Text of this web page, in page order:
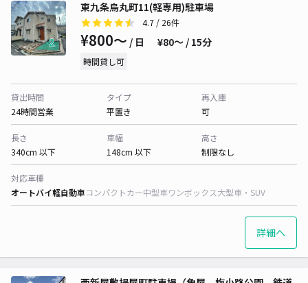
東九条烏丸町11(軽専用)駐車場
4.7 / 26件
¥800〜 / 日 ¥80〜 / 15分
時間貸し可
貸出時間
24時間営業
タイプ
平置き
再入庫
可
長さ
340cm 以下
車幅
148cm 以下
高さ
制限なし
対応車種
オートバイ軽自動車コンパクトカー中型車ワンボックス大型車・SUV
詳細へ